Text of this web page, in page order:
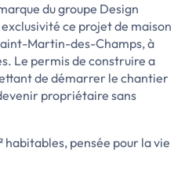
du groupe Design
ce projet de maison
Martin-des-Champs, à
Le permis de construire a
de démarrer le chantier
propriétaire sans
habitables, pensée pour la vie